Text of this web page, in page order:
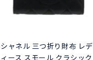
シャネル 三つ折り財布 レデ
ィース スモール クラシック